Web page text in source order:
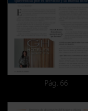
Pág. 66